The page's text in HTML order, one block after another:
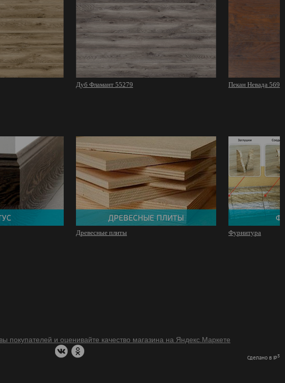
Дуб Фламант 55279 Пекан Невада
Древесные плиты Фурнитура
Сделано в IP3